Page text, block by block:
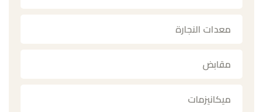
معدات النجارة
مقابض
ميكانيزمات